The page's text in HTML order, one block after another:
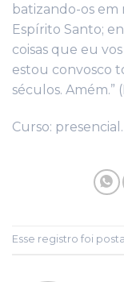
batizando-os em
Espírito Santo;
coisas que eu
estou convosco
séculos. Amém.”
Curso: presencial.
Esse registro foi